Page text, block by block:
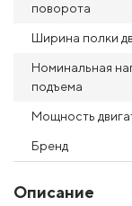
поворота
Ширина полки
Номинальная
подъема
Мощность
Бренд
Описание